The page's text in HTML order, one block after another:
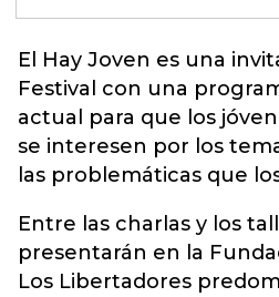
El Hay Joven es una
Festival con una
actual para que los
se interesen por los
las problemáticas que
Entre las charlas y los
presentarán en la
Los Libertadores